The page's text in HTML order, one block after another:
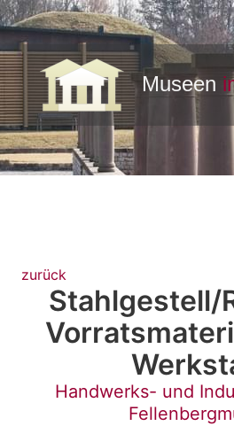
zurück
Stahlgestell/
Handwerks- und